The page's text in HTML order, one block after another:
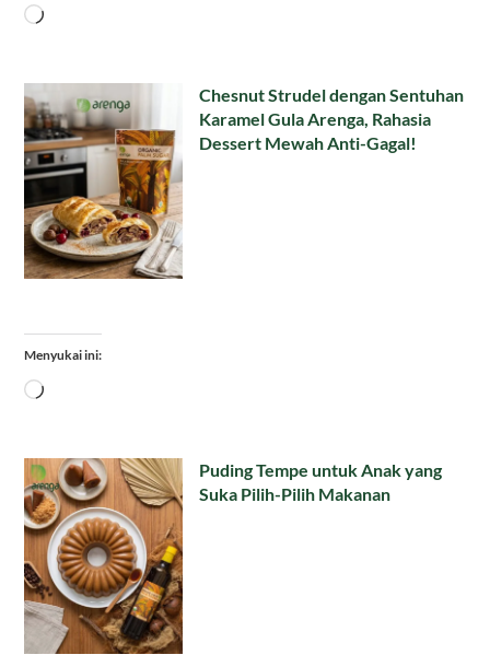
Memuat...
Chesnut Strudel dengan Sentuhan
Karamel Gula Arenga, Rahasia
Dessert Mewah Anti-Gagal!
Menyukai ini:
Memuat...
Puding Tempe untuk Anak yang
Suka Pilih-Pilih Makanan